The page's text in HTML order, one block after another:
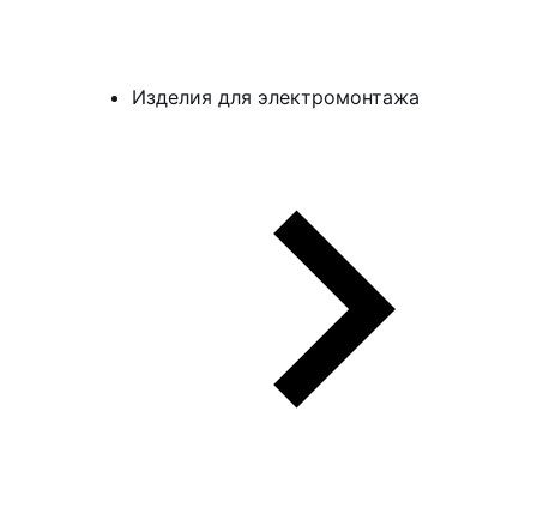
Изделия для электромонтажа